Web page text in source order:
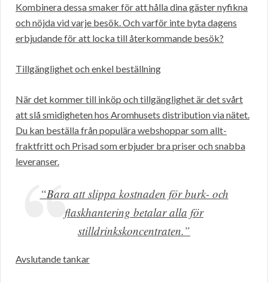
Kombinera dessa smaker för att hålla dina gäster nyfikna
och nöjda vid varje besök. Och varför inte byta dagens
erbjudande för att locka till återkommande besök?
Tillgänglighet och enkel beställning
När det kommer till inköp och tillgänglighet är det svårt
att slå smidigheten hos Aromhusets distribution via nätet.
Du kan beställa från populära webshoppar som allt-
fraktfritt och Prisad som erbjuder bra priser och snabba
leveranser.
“Bara att slippa kostnaden för burk- och
flaskhantering betalar alla för
stilldrinkskoncentraten.”
Avslutande tankar